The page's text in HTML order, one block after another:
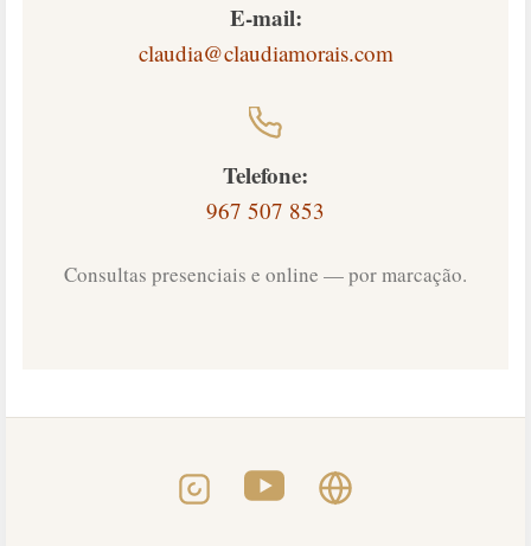
E-mail:
claudia@claudiamorais.com
Telefone:
967 507 853
Consultas presenciais e online — por marcação.